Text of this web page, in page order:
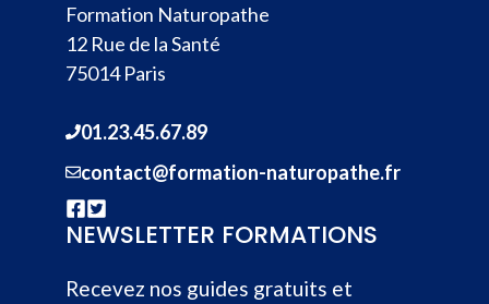
Formation Naturopathe
12 Rue de la Santé
75014 Paris
01.23.45.67.89
contact@formation-naturopathe.fr
NEWSLETTER FORMATIONS
Recevez nos guides gratuits et